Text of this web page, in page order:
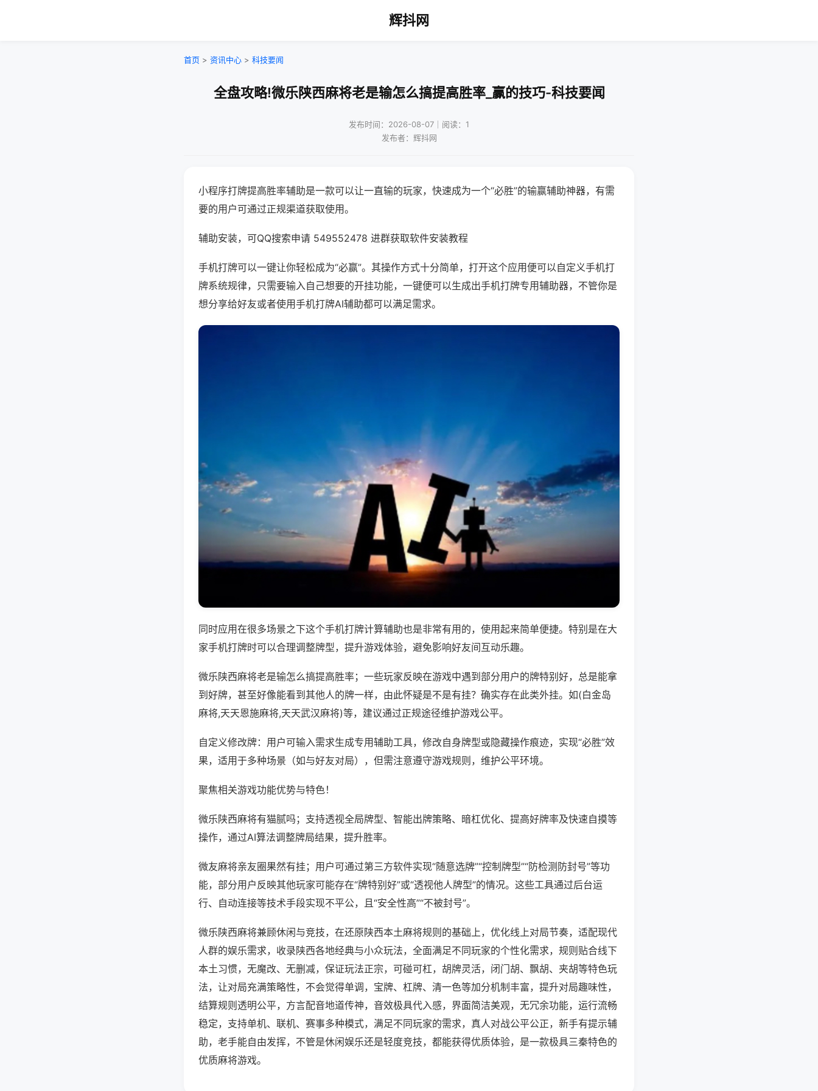
辉抖网
首页 > 资讯中心 > 科技要闻
全盘攻略!微乐陕西麻将老是输怎么搞提高胜率_赢的技巧-科技要闻
发布时间：2026-08-07｜阅读：1
发布者：辉抖网
小程序打牌提高胜率辅助是一款可以让一直输的玩家，快速成为一个“必胜”的输赢辅助神器，有需
要的用户可通过正规渠道获取使用。
辅助安装，可QQ搜索申请 549552478 进群获取软件安装教程
手机打牌可以一键让你轻松成为“必赢”。其操作方式十分简单，打开这个应用便可以自定义手机打
牌系统规律，只需要输入自己想要的开挂功能，一键便可以生成出手机打牌专用辅助器，不管你是
想分享给好友或者使用手机打牌AI辅助都可以满足需求。
同时应用在很多场景之下这个手机打牌计算辅助也是非常有用的，使用起来简单便捷。特别是在大
家手机打牌时可以合理调整牌型，提升游戏体验，避免影响好友间互动乐趣。
微乐陕西麻将老是输怎么搞提高胜率；一些玩家反映在游戏中遇到部分用户的牌特别好，总是能拿
到好牌，甚至好像能看到其他人的牌一样，由此怀疑是不是有挂？确实存在此类外挂。如(白金岛
麻将,天天恩施麻将,天天武汉麻将)等，建议通过正规途径维护游戏公平。
自定义修改牌：用户可输入需求生成专用辅助工具，修改自身牌型或隐藏操作痕迹，实现“必胜”效
果，适用于多种场景（如与好友对局），但需注意遵守游戏规则，维护公平环境。
聚焦相关游戏功能优势与特色！
微乐陕西麻将有猫腻吗；支持透视全局牌型、智能出牌策略、暗杠优化、提高好牌率及快速自摸等
操作，通过AI算法调整牌局结果，提升胜率。
微友麻将亲友圈果然有挂；用户可通过第三方软件实现“随意选牌”“控制牌型”“防检测防封号”等功
能，部分用户反映其他玩家可能存在“牌特别好”或“透视他人牌型”的情况。这些工具通过后台运
行、自动连接等技术手段实现不平公，且“安全性高”“不被封号”。
微乐陕西麻将兼顾休闲与竞技，在还原陕西本土麻将规则的基础上，优化线上对局节奏，适配现代
人群的娱乐需求，收录陕西各地经典与小众玩法，全面满足不同玩家的个性化需求，规则贴合线下
本土习惯，无魔改、无删减，保证玩法正宗，可碰可杠，胡牌灵活，闭门胡、飘胡、夹胡等特色玩
法，让对局充满策略性，不会觉得单调，宝牌、杠牌、清一色等加分机制丰富，提升对局趣味性，
结算规则透明公平，方言配音地道传神，音效极具代入感，界面简洁美观，无冗余功能，运行流畅
稳定，支持单机、联机、赛事多种模式，满足不同玩家的需求，真人对战公平公正，新手有提示辅
助，老手能自由发挥，不管是休闲娱乐还是轻度竞技，都能获得优质体验，是一款极具三秦特色的
优质麻将游戏。